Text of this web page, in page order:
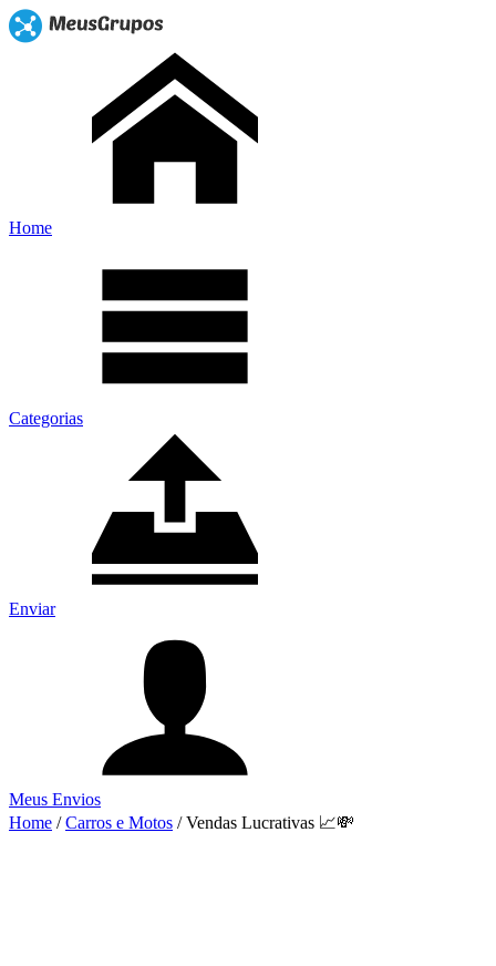
Home
Categorias
Enviar
Meus Envios
Home / Carros e Motos / Vendas Lucrativas 📈💸